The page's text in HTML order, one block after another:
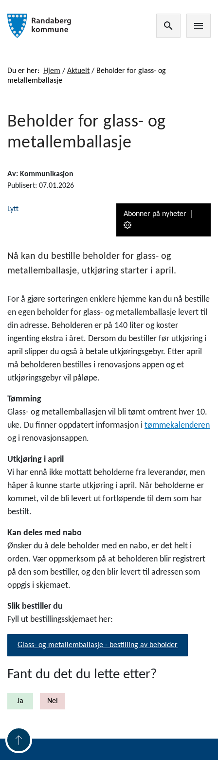
search menu
Du er her: Hjem / Aktuelt / Beholder for glass- og
metallemballasje
Beholder for glass- og
metallemballasje
Av: Kommunikasjon
Publisert: 07.01.2026
Lytt
Abonner på nyheter
Nå kan du bestille beholder for glass- og
metallemballasje, utkjøring starter i april.
For å gjøre sorteringen enklere hjemme kan du nå bestille
en egen beholder for glass- og metallemballasje levert til
din adresse. Beholderen er på 140 liter og koster
ingenting ekstra i året. Dersom du bestiller før utkjøring i
april slipper du også å betale utkjøringsgebyr. Etter april
må beholderen bestilles i renovasjons appen og et
utkjøringsgebyr vil påløpe.
Tømming
Glass- og metallemballasjen vil bli tømt omtrent hver 10.
uke. Du finner oppdatert informasjon i tømmekalenderen
og i renovasjonsappen.
Utkjøring i april
Vi har ennå ikke mottatt beholderne fra leverandør, men
håper å kunne starte utkjøring i april. Når beholderne er
kommet, vil de bli levert ut fortløpende til dem som har
bestilt.
Kan deles med nabo
Ønsker du å dele beholder med en nabo, er det helt i
orden. Vær oppmerksom på at beholderen blir registrert
på den som bestiller, og den blir levert til adressen som
oppgis i skjemaet.
Slik bestiller du
Fyll ut bestillingsskjemaet her:
Glass- og metallemballasje - bestilling av beholder
Fant du det du lette etter?